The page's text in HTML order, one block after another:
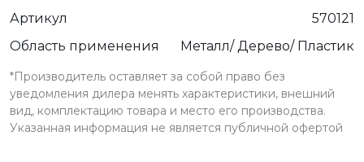
Артикул
570121
Область применения
Металл/ Дерево/ Пластик
*Производитель оставляет за собой право без
уведомления дилера менять характеристики, внешний
вид, комплектацию товара и место его производства.
Указанная информация не является публичной офертой